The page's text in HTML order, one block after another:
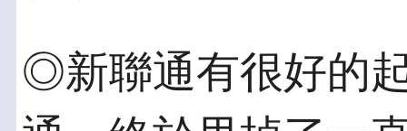
◎新聯通有很好的